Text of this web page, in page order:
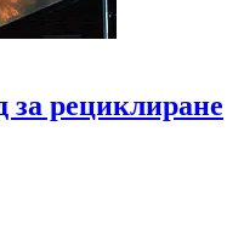
за рециклиране